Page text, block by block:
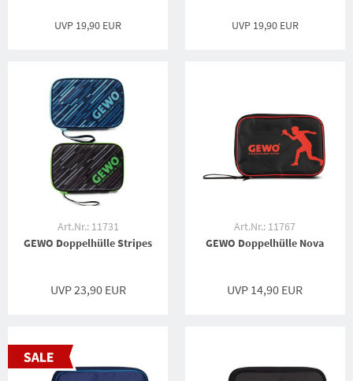
UVP 19,90 EUR UVP 19,90 EUR
Art.Nr.: 11731
GEWO Doppelhülle Stripes
UVP 23,90 EUR
Art.Nr.: 11767
GEWO Doppelhülle Nova
UVP 14,90 EUR